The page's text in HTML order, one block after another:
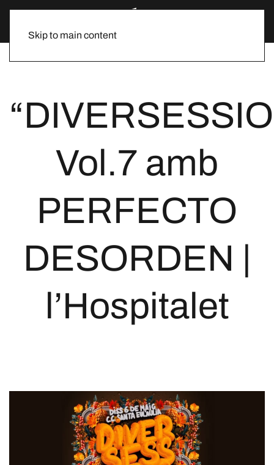
Skip to main content
Vol.7 amb
PERFECTO
DESORDEN |
l’Hospitalet